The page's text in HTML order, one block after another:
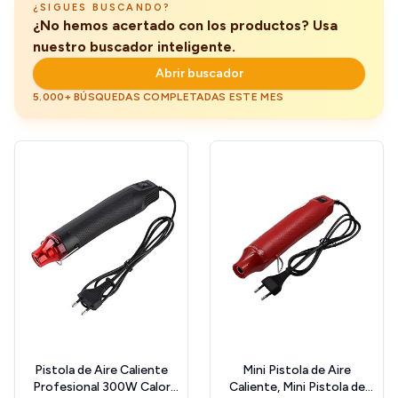
¿SIGUES BUSCANDO?
¿No hemos acertado con los productos? Usa
nuestro buscador inteligente.
Abrir buscador
5.000+ BÚSQUEDAS COMPLETADAS ESTE MES
Pistola de Aire Caliente
Profesional 300W Calor
Mini Pistola de Aire
Caliente, Mini Pistola de